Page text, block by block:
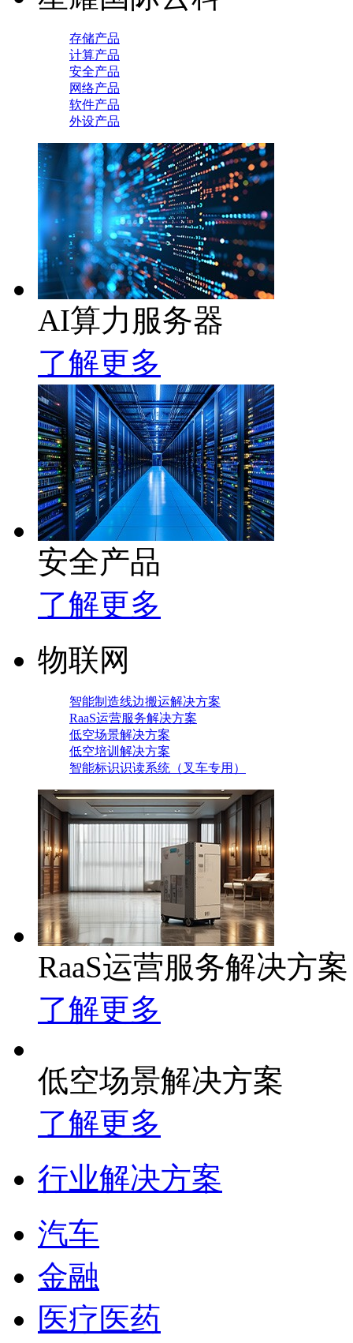
存储产品
计算产品
安全产品
网络产品
软件产品
外设产品
AI算力服务器
了解更多
安全产品
了解更多
物联网
智能制造线边搬运解决方案
RaaS运营服务解决方案
低空场景解决方案
低空培训解决方案
智能标识识读系统（叉车专用）
RaaS运营服务解决方案
了解更多
低空场景解决方案
了解更多
行业解决方案
汽车
金融
医疗医药